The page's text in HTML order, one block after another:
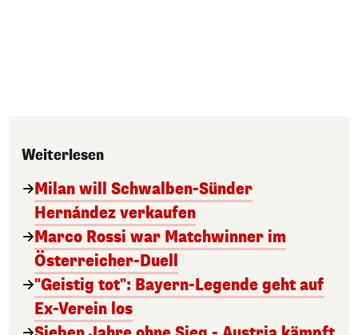
Weiterlesen
Milan will Schwalben-Sünder
Hernández verkaufen
Marco Rossi war Matchwinner im
Österreicher-Duell
"Geistig tot": Bayern-Legende geht auf
Ex-Verein los